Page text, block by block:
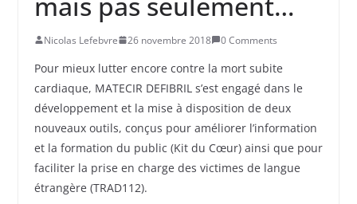
Nicolas Lefebvre 26 novembre 2018 0 Comments
Pour mieux lutter encore contre la mort subite
cardiaque, MATECIR DEFIBRIL s’est engagé dans le
développement et la mise à disposition de deux
nouveaux outils, conçus pour améliorer l’information
et la formation du public (Kit du Cœur) ainsi que pour
faciliter la prise en charge des victimes de langue
étrangère (TRAD112).